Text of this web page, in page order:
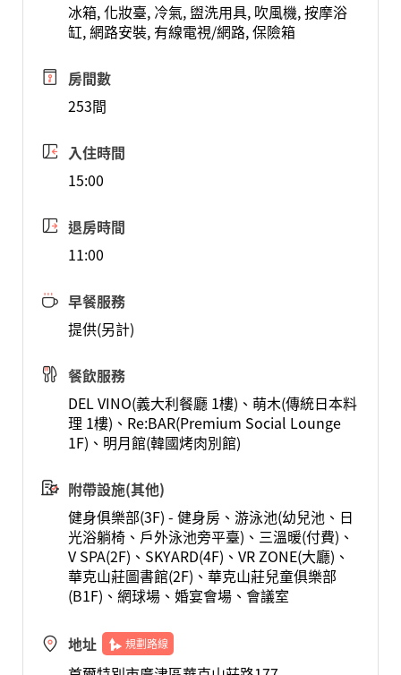
冰箱, 化妝臺, 冷氣, 盥洗用具, 吹風機, 按摩浴
缸, 網路安裝, 有線電視/網路, 保險箱
房間數
253間
入住時間
15:00
退房時間
11:00
早餐服務
提供(另計)
餐飲服務
DEL VINO(義大利餐廳 1樓)、萌木(傳統日本料
理 1樓)、Re:BAR(Premium Social Lounge
1F)、明月館(韓國烤肉別館)
附帶設施(其他)
健身俱樂部(3F) - 健身房、游泳池(幼兒池、日
光浴躺椅、戶外泳池旁平臺)、三溫暖(付費)、
V SPA(2F)、SKYARD(4F)、VR ZONE(大廳)、
華克山莊圖書館(2F)、華克山莊兒童俱樂部
(B1F)、網球場、婚宴會場、會議室
地址 規劃路線